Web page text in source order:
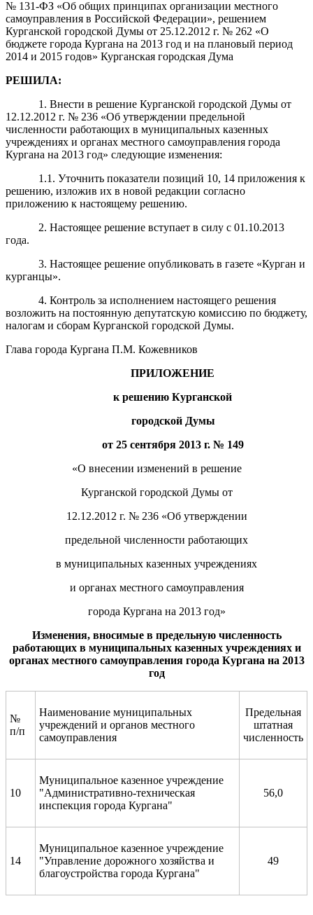
№ 131-ФЗ «Об общих принципах организации местного
самоуправления в Российской Федерации», решением
Курганской городской Думы от 25.12.2012 г. № 262 «О
бюджете города Кургана на 2013 год и на плановый период
2014 и 2015 годов» Курганская городская Дума
РЕШИЛА:
1. Внести в решение Курганской городской Думы от
12.12.2012 г. № 236 «Об утверждении предельной
численности работающих в муниципальных казенных
учреждениях и органах местного самоуправления города
Кургана на 2013 год» следующие изменения:
1.1. Уточнить показатели позиций 10, 14 приложения к
решению, изложив их в новой редакции согласно
приложению к настоящему решению.
2. Настоящее решение вступает в силу с 01.10.2013
года.
3. Настоящее решение опубликовать в газете «Курган и
курганцы».
4. Контроль за исполнением настоящего решения
возложить на постоянную депутатскую комиссию по бюджету,
налогам и сборам Курганской городской Думы.
Глава города Кургана П.М. Кожевников
ПРИЛОЖЕНИЕ
к решению Курганской
городской Думы
от 25 сентября 2013 г.№ 149
«О внесении изменений в решение
Курганской городской Думы от
12.12.2012 г. № 236 «Об утверждении
предельной численности работающих
в муниципальных казенных учреждениях
и органах местного самоуправления
города Кургана на 2013 год»
Изменения, вносимые в предельнуючисленность
работающих в муниципальных казенных учреждениях и
органах местного самоуправления города Кургана на 2013
год
№
п/п
Наименование муниципальных
учреждений и органов местного
самоуправления
Предельная
штатная
численность
10
Муниципальное казенное учреждение
"Административно-техническая
инспекция города Кургана"
56,0
14
Муниципальное казенное учреждение
"Управление дорожного хозяйства и
благоустройства города Кургана"
49